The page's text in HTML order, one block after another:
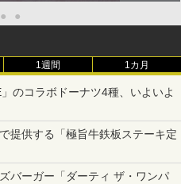
● ●
1週間 1カ月
のコラボドーナツ4種、いよいよ
提供する「極旨牛鉄板ステーキ定
バーガー「ダーティ ザ・ワンパ